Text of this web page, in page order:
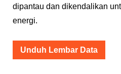
dipantau dan dikendalikan
energi.
Unduh Lembar Data